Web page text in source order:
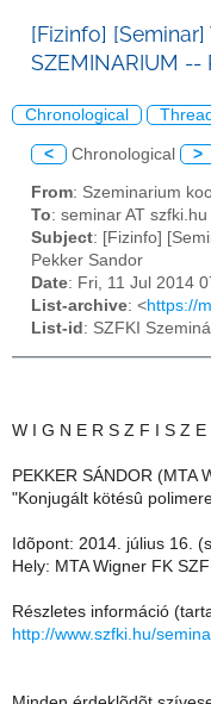
[Fizinfo] [Seminar]
SZEMINARIUM --
Chronological Thread
< Chronological >
From: Szeminarium
To: seminar AT szfki.hu
Subject: [Fizinfo]
Pekker Sandor
Date: Fri, 11 Jul 2014
List-archive: <https://
List-id : SZFKI
W I G N E R S Z F I S Z E
PEKKER SÁNDOR (MTA
"Konjugált kötésû
Idõpont: 2014. július 16.
Hely: MTA Wigner FK
Részletes információ
http://www.szfki.hu/